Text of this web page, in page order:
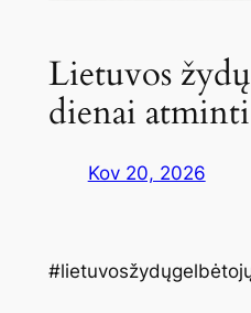
Lietuvos
dienai atminti
Kov 20, 2026